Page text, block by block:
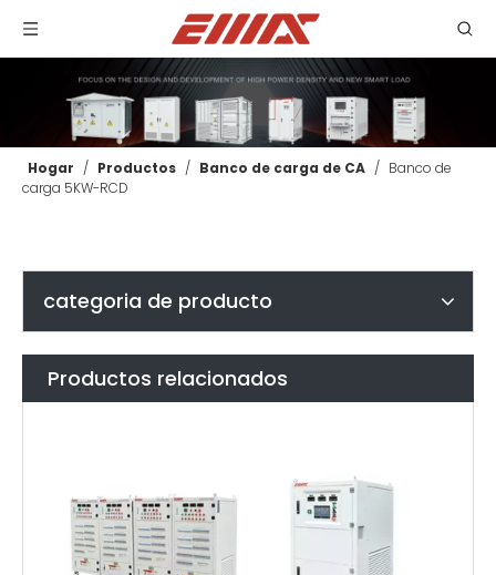
Hogar / Productos / Banco de carga de CA / Banco de
carga 5KW-RCD
categoria de producto
Productos relacionados